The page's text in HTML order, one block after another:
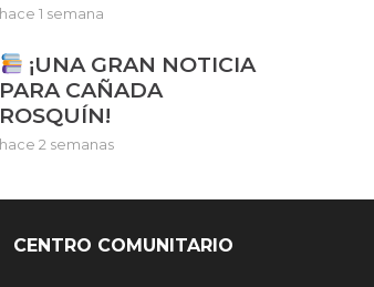
hace 1 semana
¡UNA GRAN NOTICIA
PARA CAÑADA
ROSQUÍN!
hace 2 semanas
CENTRO COMUNITARIO